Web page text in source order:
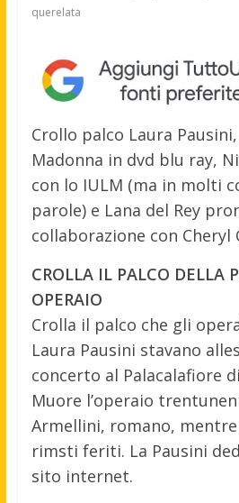
querelata
Crollo palco Laura
Madonna in dvd blu ray,
con lo IULM (ma in molti
parole) e Lana del Rey
collaborazione con Cheryl
CROLLA IL PALCO DELLA
OPERAIO
Crolla il palco che gli
Laura Pausini stavano
concerto al Palacalafiore
Muore l’operaio
Armellini, romano,
rimsti feriti. La Pausini
sito internet.